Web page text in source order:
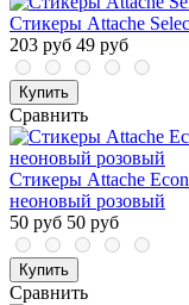
Стикеры Attache
203 руб 49 руб
Купить
Сравнить
Стикеры Attache
неоновый розовый
50 руб 50 руб
Купить
Сравнить